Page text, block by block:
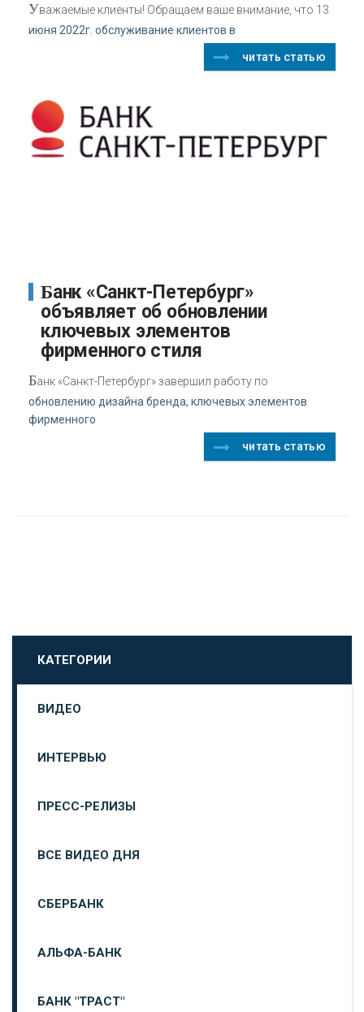
Уважаемые клиенты! Обращаем ваше внимание, что 13
июня 2022г. обслуживание клиентов в
читать статью
Банк «Санкт-Петербург»
объявляет об обновлении
ключевых элементов
фирменного стиля
Банк «Санкт-Петербург» завершил работу по
обновлению дизайна бренда, ключевых элементов
фирменного
читать статью
КАТЕГОРИИ
ВИДЕО
ИНТЕРВЬЮ
ПРЕСС-РЕЛИЗЫ
ВСЕ ВИДЕО ДНЯ
СБЕРБАНК
АЛЬФА-БАНК
БАНК "ТРАСТ"